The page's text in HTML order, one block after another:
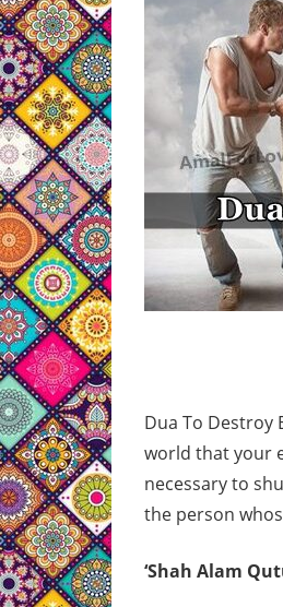
Dua To Destroy
world that your
necessary to
the person
‘Shah Alam